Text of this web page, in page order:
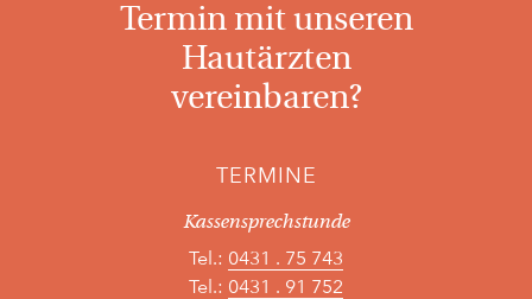
Termin mit unseren
Hautärzten
vereinbaren?
TERMINE
Kassensprechstunde
Tel.: 0431 . 75 743
Tel.: 0431 . 91 752